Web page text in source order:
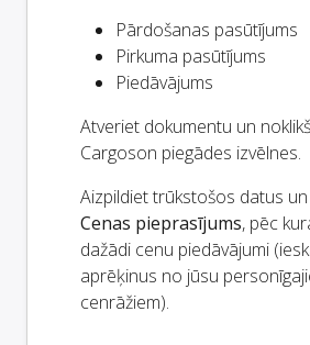
Pārdošanas pasūtījums
Pirkuma pasūtījums
Piedāvājums
Atveriet dokumentu un
Cargoson piegādes izvēlnes.
Aizpildiet trūkstošos datus
Cenas pieprasījums, pēc
dažādi cenu piedāvājumi
aprēķinus no jūsu
cenrāžiem).